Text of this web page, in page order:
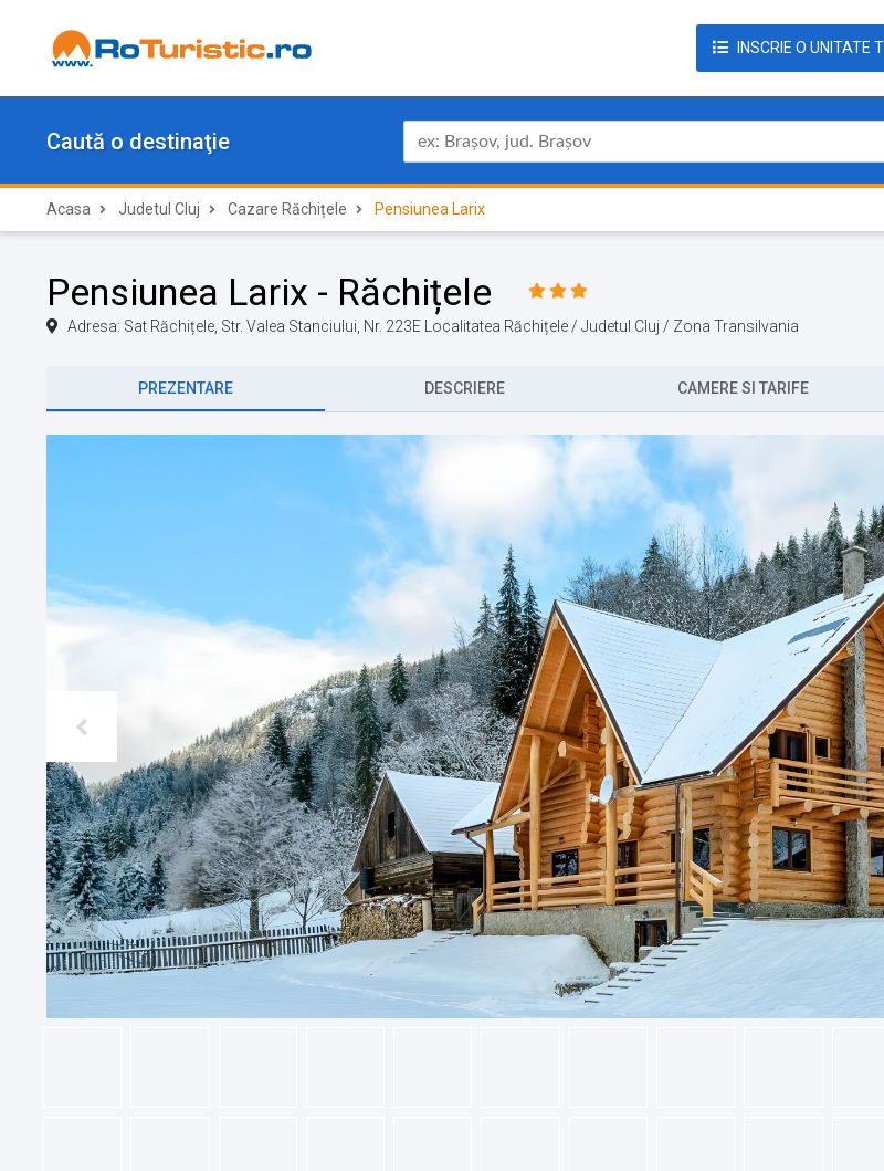
INSCRIE O UNITATE
Caută o destinaţie
Acasa Judetul Cluj Cazare Răchițele Pensiunea Larix
Pensiunea Larix - Răchițele
Adresa: Sat Răchițele, Str. Valea Stanciului, Nr. 223E Localitatea Răchițele / Judetul Cluj / Zona Transilvania
PREZENTARE DESCRIERE CAMERE SI TARIFE